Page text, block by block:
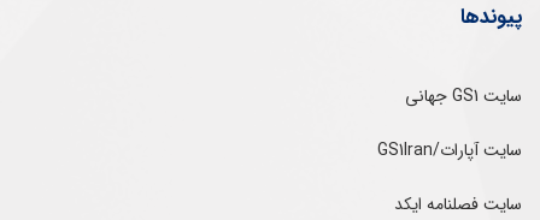
پیوندها
سایت GS1 جهانی
سایت آپارات/GS1Iran
سایت فصلنامه ایکد